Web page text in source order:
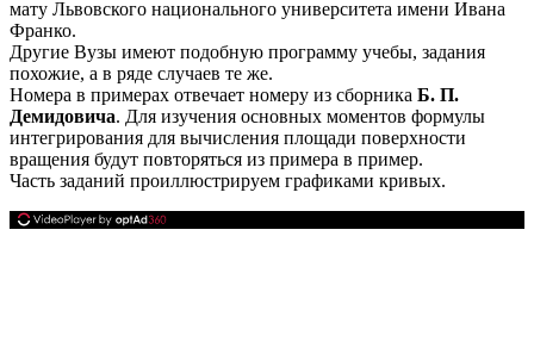
мату Львовского национального университета имени Ивана
Франко.
Другие Вузы имеют подобную программу учебы, задания
похожие, а в ряде случаев те же.
Номера в примерах отвечает номеру из сборника Б. П.
Демидовича. Для изучения основных моментов формулы
интегрирования для вычисления площади поверхности
вращения будут повторяться из примера в пример.
Часть заданий проиллюстрируем графиками кривых.